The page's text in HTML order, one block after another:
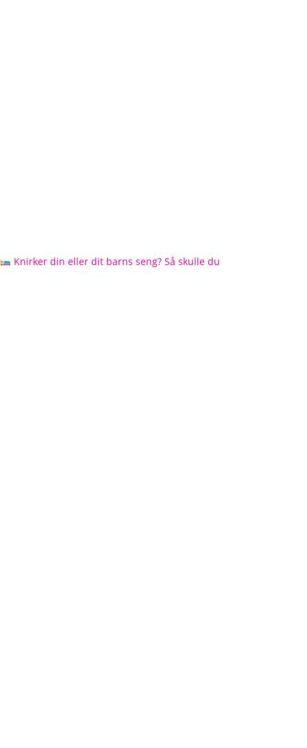
Knirker din eller dit barns seng? Så skulle du